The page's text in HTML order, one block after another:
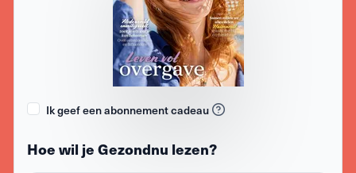
Ik geef een abonnement cadeau
Hoe wil je Gezondnu lezen?